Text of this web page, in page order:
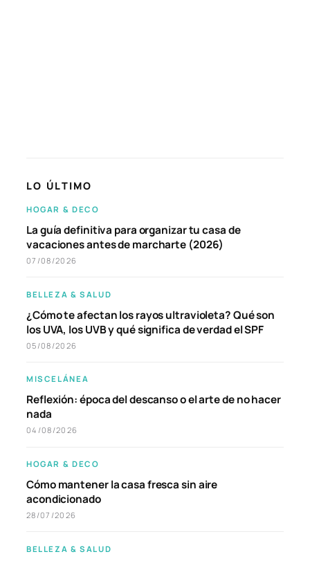
LO ÚLTIMO
HOGAR & DECO
La guía definitiva para organizar tu casa de
vacaciones antes de marcharte (2026)
07/08/2026
BELLEZA & SALUD
¿Cómo te afectan los rayos ultravioleta? Qué son
los UVA, los UVB y qué significa de verdad el SPF
05/08/2026
MISCELÁNEA
Reflexión: época del descanso o el arte de no hacer
nada
04/08/2026
HOGAR & DECO
Cómo mantener la casa fresca sin aire
acondicionado
28/07/2026
BELLEZA & SALUD